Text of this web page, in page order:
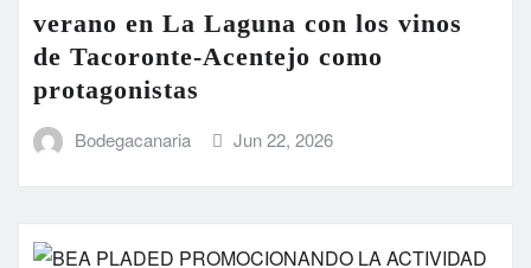
verano en La Laguna con los vinos
de Tacoronte-Acentejo como
protagonistas
Bodegacanaria Jun 22, 2026